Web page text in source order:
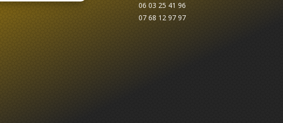
06 03 25 41 96
07 68 12 97 97